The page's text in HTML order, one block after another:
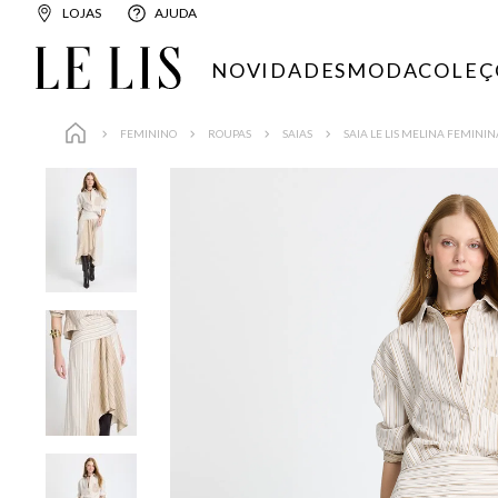
LOJAS AJUDA
NOVIDADESMODA
FEMININO ROUPAS SAIAS SAIA LE LIS MELINA